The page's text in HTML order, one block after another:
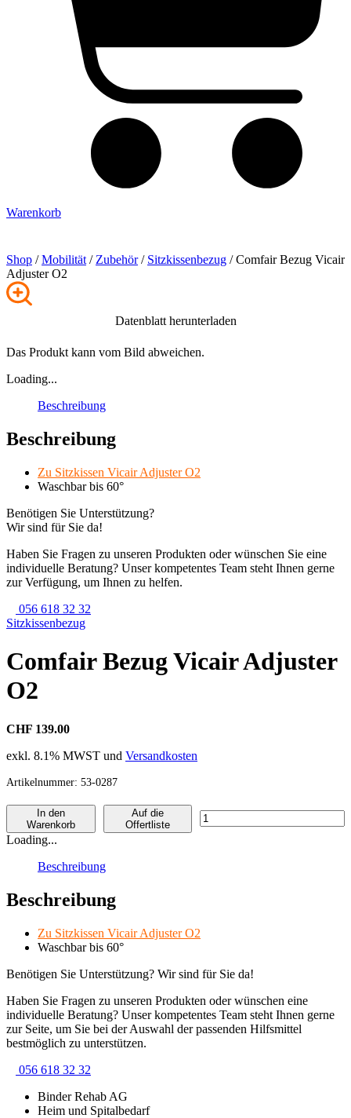
Warenkorb
Shop /Mobilität / Zubehör/ Sitzkissenbezug / Comfair Bezug Vicair
Adjuster O2
Datenblatt herunterladen
Das Produkt kann vom Bild abweichen.
Loading...
Beschreibung
Beschreibung
Zu Sitzkissen Vicair Adjuster O2
Waschbar bis 60°
Benötigen Sie Unterstützung?
Wir sind für Sie da!
Haben Sie Fragen zu unseren Produkten oder wünschen Sie eine
individuelle Beratung? Unser kompetentes Team steht Ihnen gerne
zur Verfügung, um Ihnen zu helfen.
056 618 32 32
Sitzkissenbezug
Comfair Bezug Vicair Adjuster
O2
CHF 139.00
exkl. 8.1% MWST und Versandkosten
Artikelnummer: 53-0287
In den
Warenkorb
Auf die
Offertliste
Comfair
Bezug
Loading...
Beschreibung
Beschreibung
Zu Sitzkissen Vicair Adjuster O2
Waschbar bis 60°
Benötigen Sie Unterstützung? Wir sind für Sie da!
Haben Sie Fragen zu unseren Produkten oder wünschen eine
individuelle Beratung? Unser kompetentes Team steht Ihnen gerne
zur Seite, um Sie bei der Auswahl der passenden Hilfsmittel
bestmöglich zu unterstützen.
056 618 32 32
Binder Rehab AG
Heim und Spitalbedarf